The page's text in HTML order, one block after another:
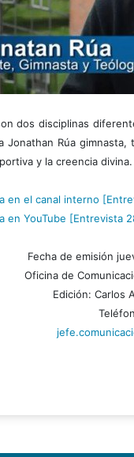
dos disciplinas
Jonathan Rúa
y la creencia divina.
en el canal interno
en YouTube [Entrevista
Fecha de emisión
Oficina de
Edición: Carlos